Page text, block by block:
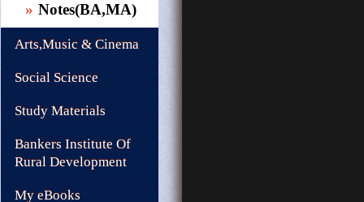
Notes(BA,MA)
Arts,Music & Cinema
Social Science
Study Materials
Bankers Institute Of
Rural Development
My eBooks